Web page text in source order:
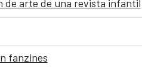
de arte de una revista infantil
fanzines